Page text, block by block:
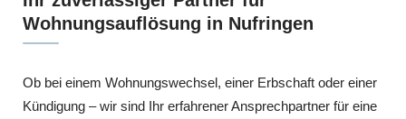
Wohnungsauflösung in Nufringen
Ob bei einem Wohnungswechsel, einer Erbschaft oder einer
Kündigung – wir sind Ihr erfahrener Ansprechpartner für eine